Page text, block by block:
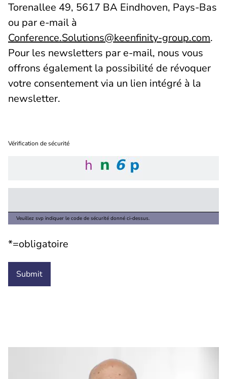
Torenallee 49, 5617 BA Eindhoven, Pays-Bas
ou par e-mail à
Conference.Solutions@keenfinity-group.com.
Pour les newsletters par e-mail, nous vous
offrons également la possibilité de révoquer
votre consentement via un lien intégré à la
newsletter.
Vérification de sécurité
Veuillez svp indiquer le code de sécurité donné ci-dessus.
*=obligatoire